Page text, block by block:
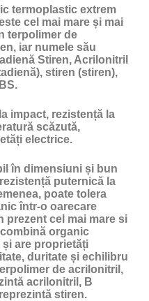
termoplastic extrem
cel mai mare și mai
terpolimer de
iar numele său
Stiren, Acrilonitril
stiren (stiren),
impact, rezistență la
scăzută,
electrice.
în dimensiuni și bun
puternică la
poate tolera
într-o oarecare
prezent cel mai mare si
organic
și are proprietăți
duritate și echilibru
de acrilonitril,
acrilonitril, B
stiren.